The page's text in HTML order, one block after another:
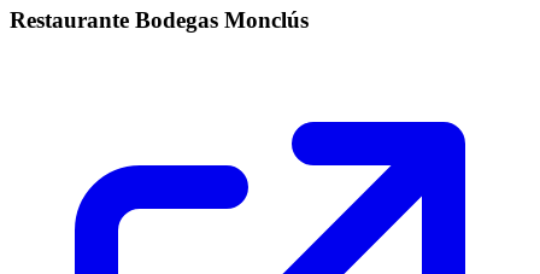
Restaurante Bodegas Monclús